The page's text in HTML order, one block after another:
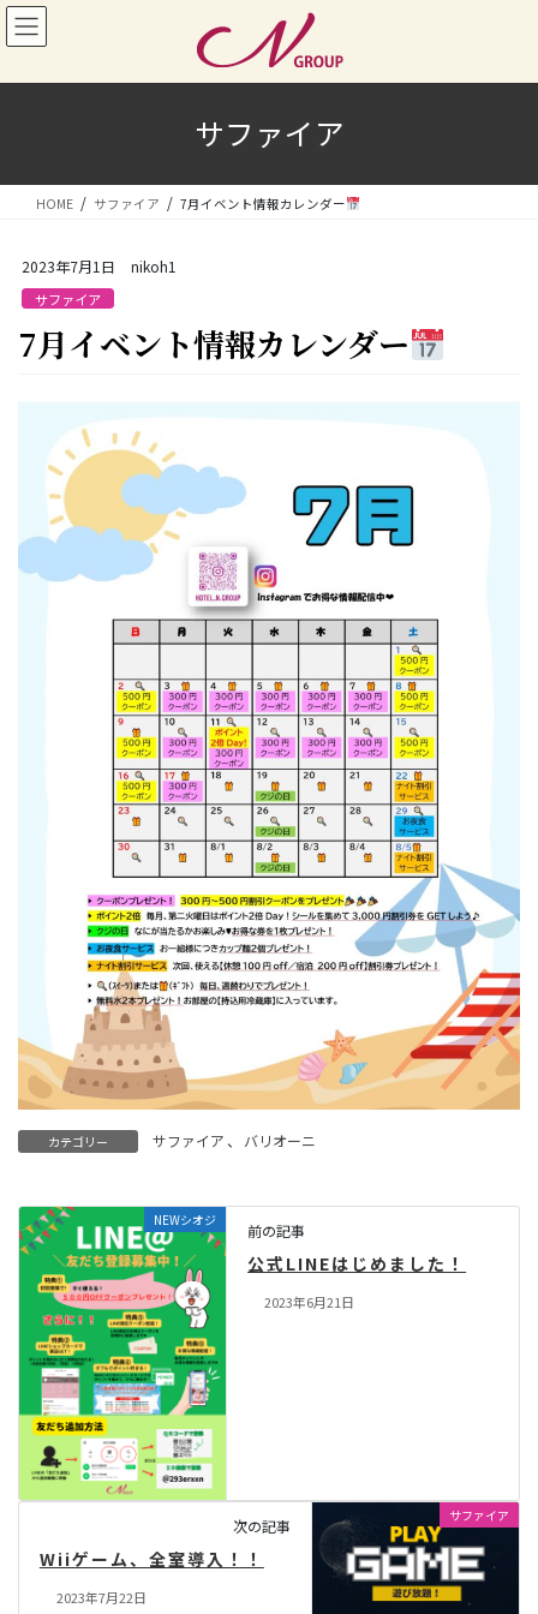
コ
ン
ン
キ
ナ
ビ
ー
に
サファイア
HOME サファイア 7月イベント情報カレンダー
2023年7月1日 nikoh1
サファイア
7月イベント情報カレンダー
カテゴリー サファイア 、 バリオーニ
NEWシオジ
前の記事
公式LINEはじめました！
2023年6月21日
サファイア
次の記事
Wiiゲーム、全室導入！！
2023年7月22日